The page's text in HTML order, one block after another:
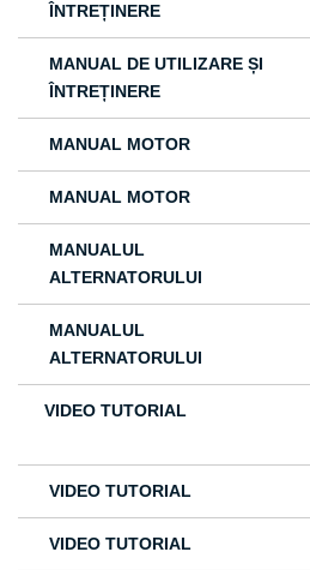
ÎNTREȚINERE
MANUAL DE UTILIZARE ȘI
ÎNTREȚINERE
MANUAL MOTOR
MANUAL MOTOR
MANUALUL
ALTERNATORULUI
MANUALUL
ALTERNATORULUI
VIDEO TUTORIAL
VIDEO TUTORIAL
VIDEO TUTORIAL